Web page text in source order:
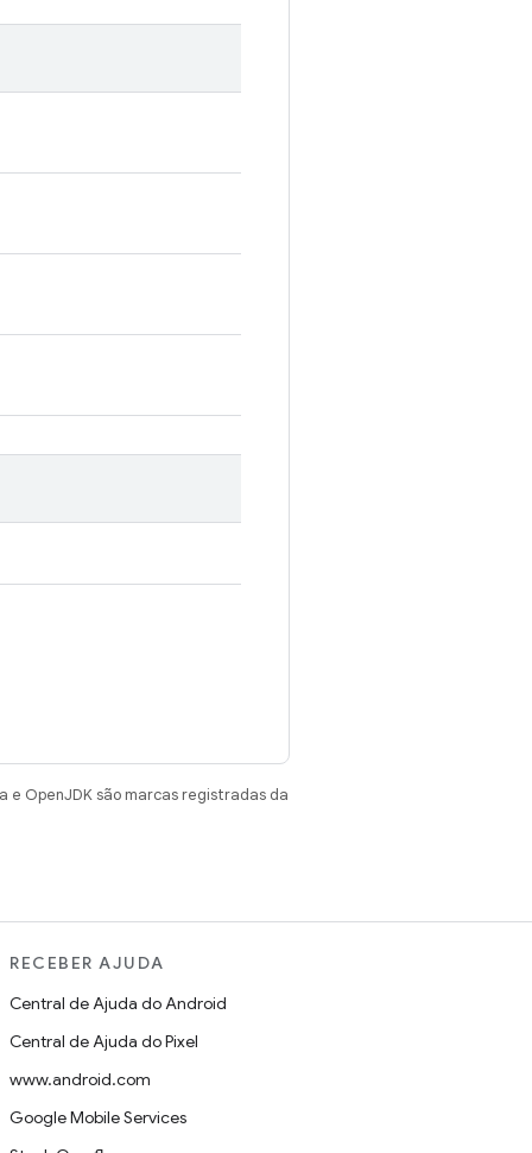
e OpenJDK são marcas registradas da
RECEBER AJUDA
Central de Ajuda do Android
Central de Ajuda do Pixel
www.android.com
Google Mobile Services